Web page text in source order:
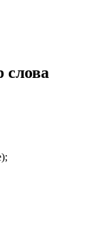
слова